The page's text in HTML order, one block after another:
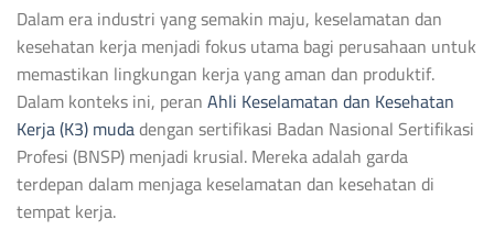
Dalam era industri yang semakin maju, keselamatan dan
kesehatan kerja menjadi fokus utama bagi perusahaan untuk
memastikan lingkungan kerja yang aman dan produktif.
Dalam konteks ini, peranAhli Keselamatan dan Kesehatan
Kerja (K3) mudadengan sertifikasi Badan Nasional Sertifikasi
Profesi (BNSP) menjadi krusial. Mereka adalah garda
terdepan dalam menjaga keselamatan dan kesehatan di
tempat kerja.